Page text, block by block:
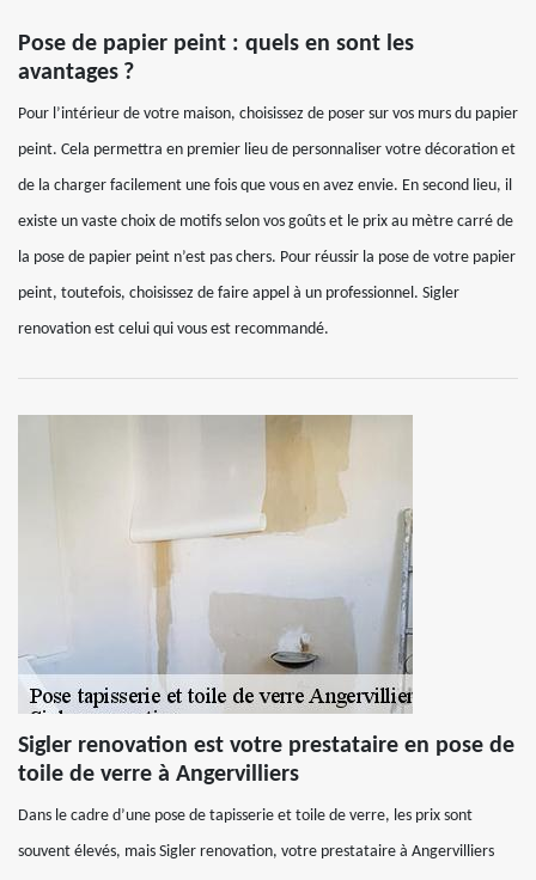
Pose de papier peint : quels en sont les
avantages ?
Pour l’intérieur de votre maison, choisissez de poser sur vos murs du papier
peint. Cela permettra en premier lieu de personnaliser votre décoration et
de la charger facilement une fois que vous en avez envie. En second lieu, il
existe un vaste choix de motifs selon vos goûts et le prix au mètre carré de
la pose de papier peint n’est pas chers. Pour réussir la pose de votre papier
peint, toutefois, choisissez de faire appel à un professionnel. Sigler
renovation est celui qui vous est recommandé.
Sigler renovation est votre prestataire en pose de
toile de verre à Angervilliers
Dans le cadre d’une pose de tapisserie et toile de verre, les prix sont
souvent élevés, mais Sigler renovation, votre prestataire à Angervilliers